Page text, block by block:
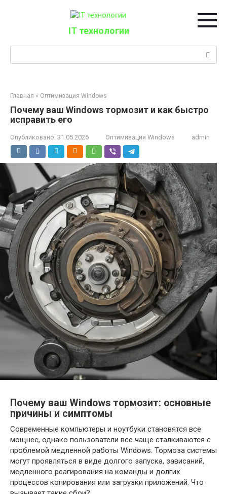
IT технологии
Главная » Оптимизация Windows
Почему ваш Windows тормозит и как быстро
исправить его
Опубликовано: 31.05.2026 Оптимизация Windows admin
Почему ваш Windows тормозит: основные
причины и симптомы
Современные компьютеры и ноутбуки становятся все
мощнее, однако пользователи все чаще сталкиваются с
проблемой медленной работы Windows. Тормоза системы
могут проявляться в виде долгого запуска, зависаний,
медленного реагирования на команды и долгих
процессов копирования или загрузки приложений. Что